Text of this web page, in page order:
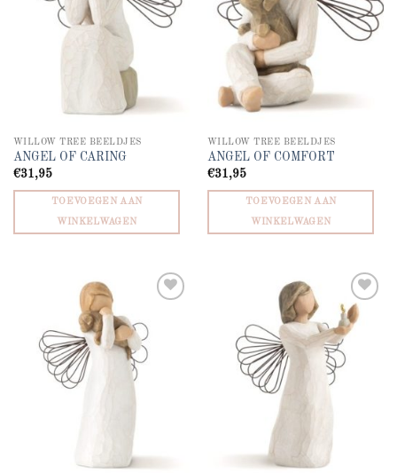
WILLOW TREE BEELDJES
ANGEL OF CARING
€31,95
TOEVOEGEN AAN
WINKELWAGEN
WILLOW TREE BEELDJES
ANGEL OF COMFORT
€31,95
TOEVOEGEN AAN
WINKELWAGEN
wishlist
Add to
wishlist